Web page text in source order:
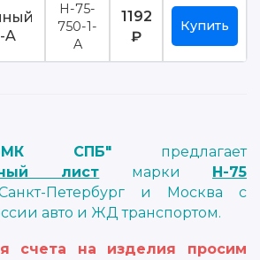
A
Н-75-
750-1-
A
1192
₽
Купить
СПБ" предлагает
лист марки
Н-75
Петербург и Москва с
авто и ЖД транспортом.
счета на изделия просим